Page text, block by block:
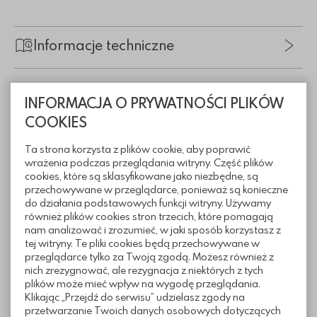
INFORMACJA O PRYWATNOŚCI PLIKÓW
COOKIES
Ta strona korzysta z plików cookie, aby poprawić
wrażenia podczas przeglądania witryny. Część plików
cookies, które są sklasyfikowane jako niezbędne, są
przechowywane w przeglądarce, ponieważ są konieczne
do działania podstawowych funkcji witryny. Używamy
również plików cookies stron trzecich, które pomagają
nam analizować i zrozumieć, w jaki sposób korzystasz z
tej witryny. Te pliki cookies będą przechowywane w
przeglądarce tylko za Twoją zgodą. Możesz również z
nich zrezygnować, ale rezygnacja z niektórych z tych
plików może mieć wpływ na wygodę przeglądania.
Klikając „Przejdź do serwisu” udzielasz zgody na
przetwarzanie Twoich danych osobowych dotyczących
Informacje techniczne
Pliki do pobrania
Realizacje z wykorzystaniem
ogrodzenia łupanego Muro